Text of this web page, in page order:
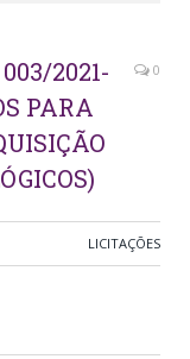
2021-
PARA
0
LICITAÇÕES